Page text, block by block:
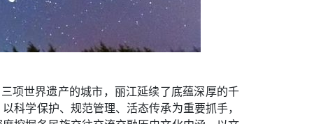
项世界遗产的城市，丽江延续了底蕴深厚的千
科学保护、规范管理、活态传承为重要抓手，